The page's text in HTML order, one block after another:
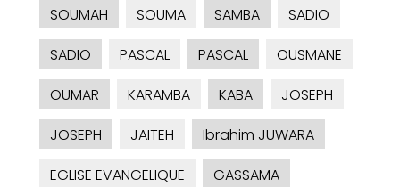
SOUMAH
SOUMA SAMBA
SADIO
SADIO
PASCAL PASCAL
OUSMANE
OUMAR
KARAMBA KABA
JOSEPH
JOSEPH
JAITEH
Ibrahim JUWARA
EGLISE EVANGELIQUE
GASSAMA